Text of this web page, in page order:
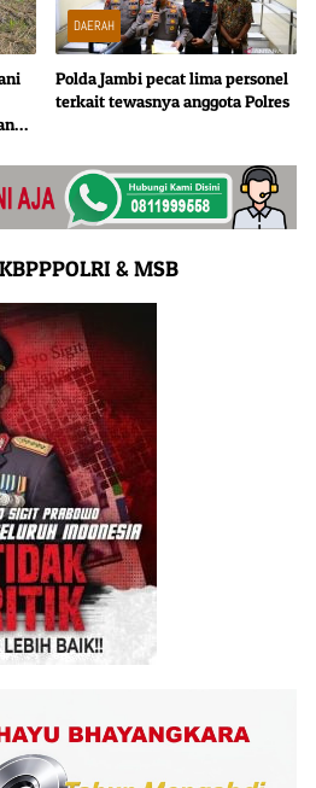
DAERAH
Polda Jambi pecat lima personel
terkait tewasnya anggota Polres
& MSB